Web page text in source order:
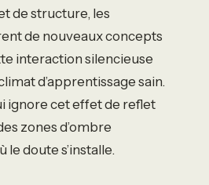
de structure, les
de nouveaux concepts
interaction silencieuse
d’apprentissage sain.
ignore cet effet de reflet
zones d’ombre
le doute s’installe.